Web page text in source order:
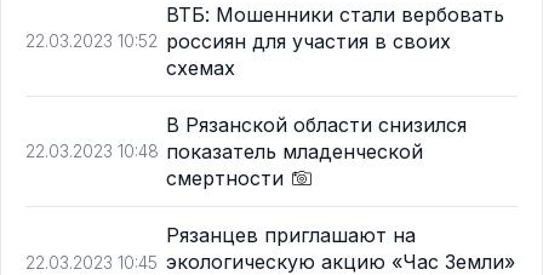
22.03.2023 10:52
ВТБ: Мошенники стали вербовать
россиян для участия в своих
схемах
22.03.2023 10:48
В Рязанской области снизился
показатель младенческой
смертности
22.03.2023 10:45
Рязанцев приглашают на
экологическую акцию «Час Земли»